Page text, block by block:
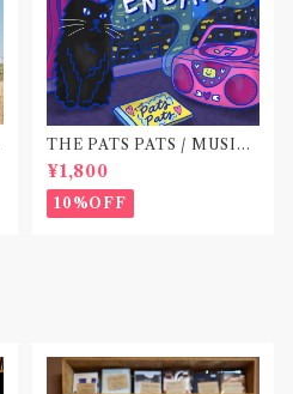
THE PATS PATS / MUSIC
NEVER ENDING(CD作品)
¥1,800
10%OFF